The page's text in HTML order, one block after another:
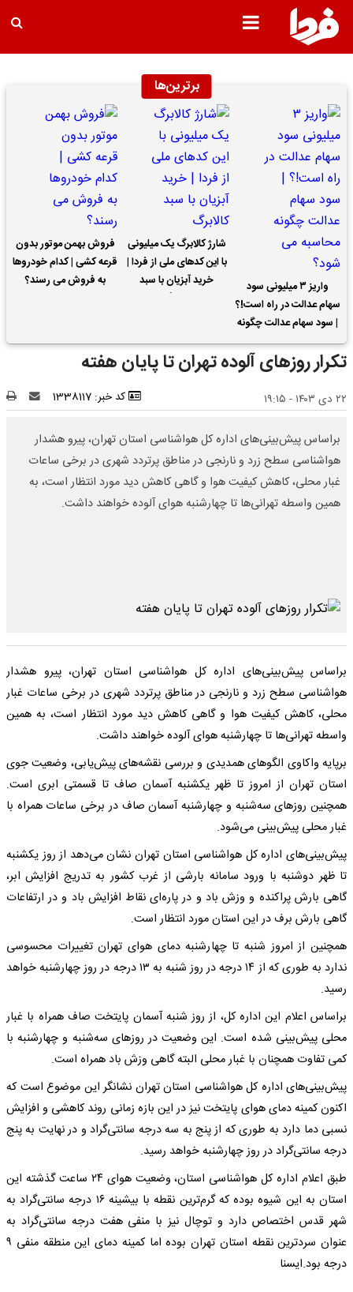
برترین‌ها
واریز ۳ میلیونی سود
سهام عدالت در راه است!؟
| سود سهام عدالت چگونه
محاسبه می شود؟
شارژ کالابرگ یک میلیونی
با این کدهای ملی از فردا |
خرید آبزیان با سبد
فروش بهمن موتور بدون
قرعه کشی | کدام خودروها
به فروش می رسند؟
تکرار روزهای آلوده تهران تا پایان هفته
۲۲ دی ۱۴۰۳ - ۱۹:۱۵ کد خبر: 1338117
براساس پیش‌بینی‌های اداره کل هواشناسی استان تهران، پیرو هشدار
هواشناسی سطح زرد و نارنجی در مناطق پرتردد شهری در برخی ساعات
غبار محلی، کاهش کیفیت هوا و گاهی کاهش دید مورد انتظار است، به
همین واسطه تهرانی‌ها تا چهارشنبه هوای آلوده خواهند داشت.
براساس پیش‌بینی‌های اداره کل هواشناسی استان تهران، پیرو هشدار
هواشناسی سطح زرد و نارنجی در مناطق پرتردد شهری در برخی ساعات غبار
محلی، کاهش کیفیت هوا و گاهی کاهش دید مورد انتظار است، به همین
واسطه تهرانی‌ها تا چهارشنبه هوای آلوده خواهند داشت.
برپایه واکاوی الگوهای همدیدی و بررسی نقشه‌های پیش‌یابی، وضعیت جوی
استان تهران از امروز تا ظهر یکشنبه آسمان صاف تا قسمتی ابری است.
همچنین روزهای سه‌شنبه و چهارشنبه آسمان صاف در برخی ساعات همراه با
غبار محلی پیش‌بینی می‌شود.
پیش‌بینی‌های اداره کل هواشناسی استان تهران نشان می‌دهد از روز یکشنبه
تا ظهر دوشنبه با ورود سامانه بارشی از غرب کشور به تدریج افزایش ابر،
گاهی بارش پراکنده و وزش باد و در پاره‌ای نقاط افزایش باد و در ارتفاعات
گاهی بارش برف در این استان مورد انتظار است.
همچنین از امروز شنبه تا چهارشنبه دمای هوای تهران تغییرات محسوسی
ندارد به طوری که از ۱۴ درجه در روز شنبه به ۱۳ درجه در روز چهارشنبه خواهد
رسید.
براساس اعلام این اداره کل، از روز شنبه آسمان پایتخت صاف همراه با غبار
محلی پیش‌بینی شده است. این وضعیت در روزهای سه‌شنبه و چهارشنبه با
کمی تفاوت همچنان با غبار محلی البته گاهی وزش باد همراه است.
پیش‌بینی‌های اداره کل هواشناسی استان تهران نشانگر این موضوع است که
اکنون کمینه دمای هوای پایتخت نیز در این بازه زمانی روند کاهشی و افزایش
نسبی دما دارد به طوری که از پنج به سه درجه سانتی‌گراد و در نهایت به پنج
درجه سانتی‌گراد در روز چهارشنبه خواهد رسید.
طبق اعلام اداره کل هواشناسی استان، وضعیت هوای ۲۴ ساعت گذشته این
استان به این شیوه بوده که گرم‌ترین نقطه با بیشینه ۱۶ درجه سانتی‌گراد به
شهر قدس اختصاص دارد و توچال نیز با منفی هفت درجه سانتی‌گراد به
عنوان سردترین نقطه استان تهران بوده اما کمینه دمای این منطقه منفی ۹
درجه بود.ایسنا